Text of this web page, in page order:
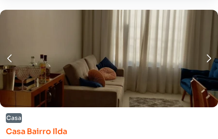
Casa
Casa Bairro Ilda